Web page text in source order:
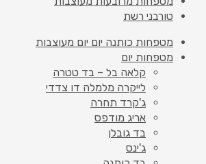
טורבני רשת
מטפחות כותנה יום יום מעוצבות
מטפחות יום
קלאה בל – בד טטרה
לייקרה מלמלה דו צדדי
ג'קרד תחרה
אריג מודפס
בד גובלן
ג'ינס